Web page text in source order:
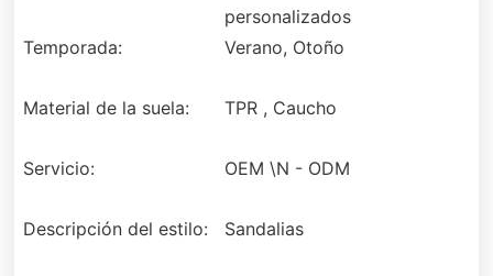
personalizados
Temporada:
Verano, Otoño
Material de la suela: TPR , Caucho
Servicio: OEM \N - ODM
Descripción del estilo: Sandalias